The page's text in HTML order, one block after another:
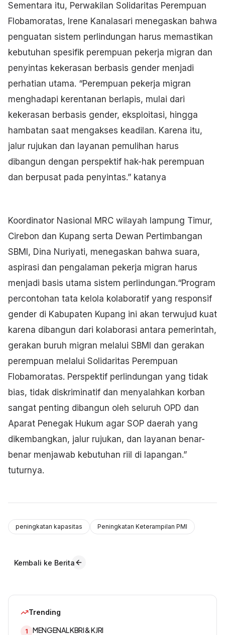
Sementara itu, Perwakilan Solidaritas Perempuan
Flobamoratas, Irene Kanalasari menegaskan bahwa
penguatan sistem perlindungan harus memastikan
kebutuhan spesifik perempuan pekerja migran dan
penyintas kekerasan berbasis gender menjadi
perhatian utama. “Perempuan pekerja migran
menghadapi kerentanan berlapis, mulai dari
kekerasan berbasis gender, eksploitasi, hingga
hambatan saat mengakses keadilan. Karena itu,
jalur rujukan dan layanan pemulihan harus
dibangun dengan perspektif hak-hak perempuan
dan berpusat pada penyintas.” katanya
Koordinator Nasional MRC wilayah lampung Timur,
Cirebon dan Kupang serta Dewan Pertimbangan
SBMI, Dina Nuriyati, menegaskan bahwa suara,
aspirasi dan pengalaman pekerja migran harus
menjadi basis utama sistem perlindungan.“Program
percontohan tata kelola kolaboratif yang responsif
gender di Kabupaten Kupang ini akan terwujud kuat
karena dibangun dari kolaborasi antara pemerintah,
gerakan buruh migran melalui SBMI dan gerakan
perempuan melalui Solidaritas Perempuan
Flobamoratas. Perspektif perlindungan yang tidak
bias, tidak diskriminatif dan menyalahkan korban
sangat penting dibangun oleh seluruh OPD dan
Aparat Penegak Hukum agar SOP daerah yang
dikembangkan, jalur rujukan, dan layanan benar-
benar menjawab kebutuhan riil di lapangan.”
tuturnya.
peningkatan kapasitas Peningkatan Keterampilan PMI
Kembali ke Berita
Trending
1 MENGENAL KBRI & KJRI